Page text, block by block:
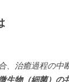
、治癒過程の中
生物（細菌）の